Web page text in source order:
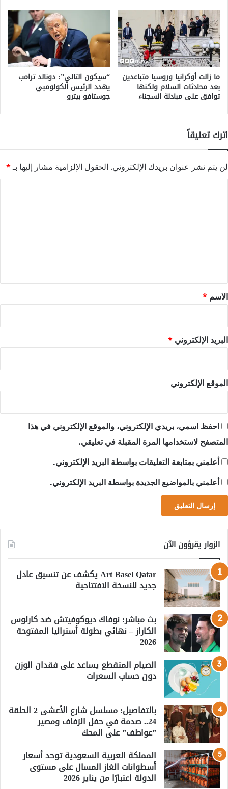
ما زالت أوكرانيا وروسيا متباعدين
بعد محادثات السلام ولكنها
توافق على مبادلة السجناء
“سيكون التالي”: دونالد ترامب
يهدد الرئيس الكولومبي
جوستافو بيترو
اترك تعليقاً
لن يتم نشر عنوان بريدك الإلكتروني. الحقول الإلزامية مشار إليها بـ*
*
الاسم *
البريد الإلكتروني *
الموقع الإلكتروني
احفظ اسمي، بريدي الإلكتروني، والموقع الإلكتروني في هذا
المتصفح لاستخدامها المرة المقبلة في تعليقي.
أعلمني بمتابعة التعليقات بواسطة البريد الإلكتروني.
أعلمني بالمواضيع الجديدة بواسطة البريد الإلكتروني.
الزوار يقرؤون الآن
Art Basel Qatar يكشف عن تنسيق عادل
جديد للنسخة الافتتاحية
بث مباشر: نوفاك ديوكوفيتش ضد كارلوس
الكاراز – نهائي بطولة أستراليا المفتوحة
2026
الصيام المتقطع يساعد على فقدان الوزن
دون حساب السعرات
بالتفاصيل: مسلسل شارع الأعشى 2 الحلقة
24.. صدمة في حفل الزفاف ومصير
”عواطف” على المحك
المملكة العربية السعودية توحد أسعار
أسطوانات الغاز المسال على مستوى
الدولة اعتبارًا من يناير 2026